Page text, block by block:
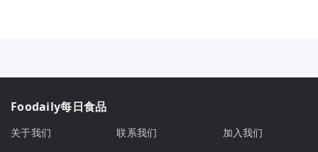
Foodaily每日食品
关于我们 联系我们
加入我们